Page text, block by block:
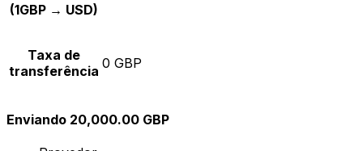
(1GBP → USD)
Taxa de
transferência 0 GBP
Enviando 20,000.00 GBP